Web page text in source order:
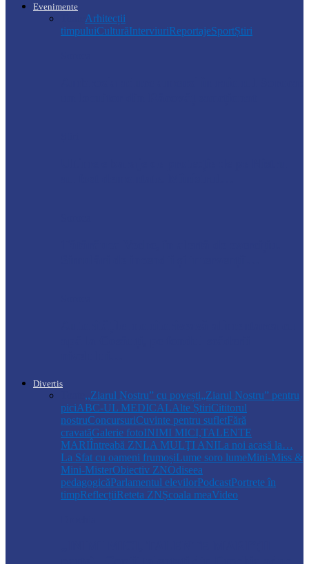
Evenimente
Arhitecții
timpuluiCulturăInterviuriReportajeSportȘtiri
Divertis
,,Ziarul Nostru” cu povești„Ziarul Nostru” pentru
piciABC-UL MEDICALAlte ȘtiriCititorul
nostruConcursuriCuvinte pentru sufletFără
cravatăGalerie fotoINIMI MICI,TALENTE
MARIÎntreabă ZNLA MULŢI ANILa noi acasă la…
La Sfat cu oameni frumoșiLume soro lumeMini-Miss &
Mini-MisterObiectiv ZNOdiseea
pedagogicăParlamentul elevilorPodcastPortrete în
timpReflecțiiReteta ZNȘcoala meaVideo